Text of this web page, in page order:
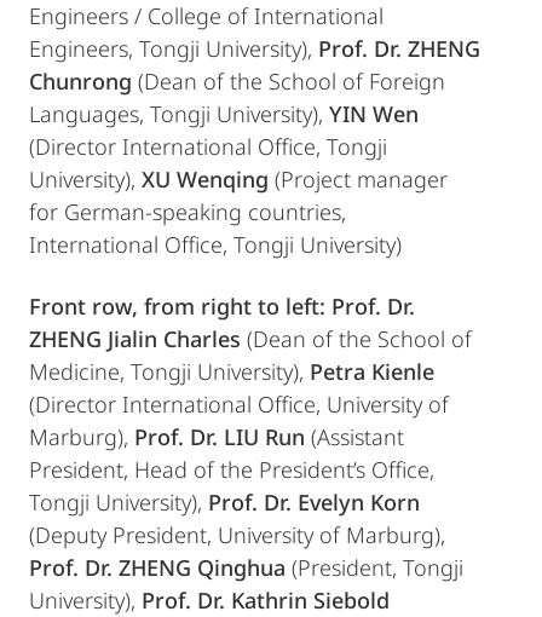
Engineers / College of International
Engineers, Tongji University), Prof. Dr. ZHENG
Chunrong (Dean of the School of Foreign
Languages, Tongji University), YIN Wen
(Director International Office, Tongji
University), XU Wenqing (Project manager
for German-speaking countries,
International Office, Tongji University)
Front row, from right to left: Prof. Dr.
ZHENG Jialin Charles (Dean of the School of
Medicine, Tongji University), Petra Kienle
(Director International Office, University of
Marburg), Prof. Dr. LIU Run (Assistant
President, Head of the President’s Office,
Tongji University), Prof. Dr. Evelyn Korn
(Deputy President, University of Marburg),
Prof. Dr. ZHENG Qinghua (President, Tongji
University), Prof. Dr. Kathrin Siebold